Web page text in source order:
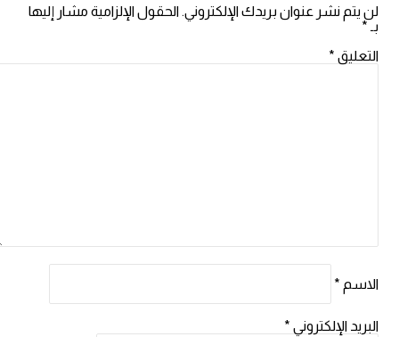
لن يتم نشر عنوان بريدك الإلكتروني. الحقول الإلزامية مشار إليها
بـ *
التعليق *
الاسم *
البريد الإلكتروني *